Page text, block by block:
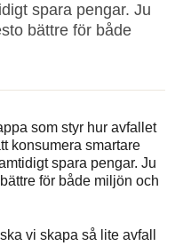
spara pengar. Ju
bättre för både
som styr hur avfallet
konsumera smartare
spara pengar. Ju
för både miljön och
vi skapa så lite avfall